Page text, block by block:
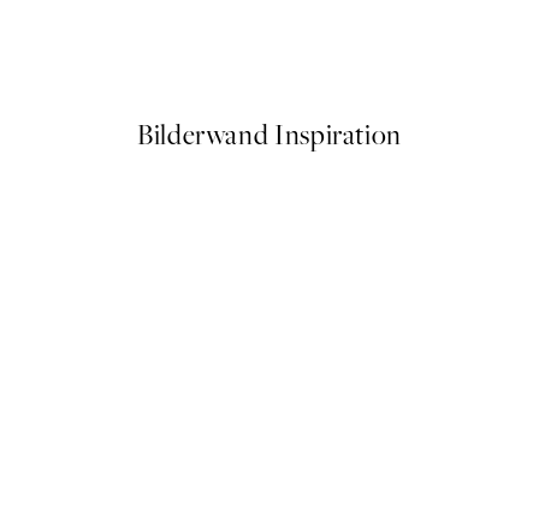
Bilderwand Inspiration